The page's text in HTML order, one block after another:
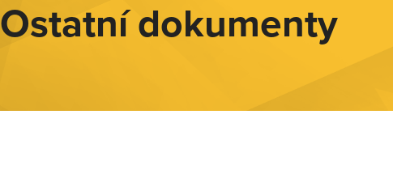
Ostatní dokumenty